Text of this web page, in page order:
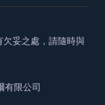
欠妥之處，請隨時與
有限公司